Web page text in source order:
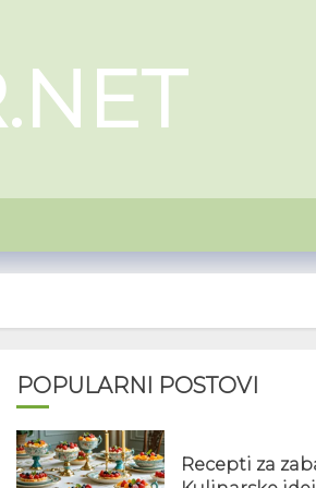
POPULARNI POSTOVI
Recepti za